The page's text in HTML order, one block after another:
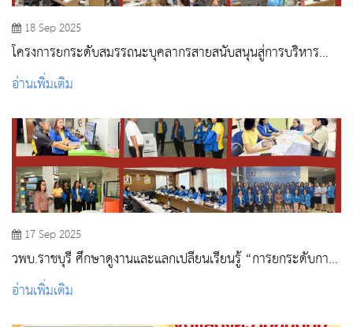
18 Sep 2025
โครงการยกระดับสมรรถนะบุคลากรสายสนับสนุนสู่การบริหาร
จัดการงานอย่างมืออาชีพ
อ่านเพิ่มเติม
17 Sep 2025
วพบ.ราชบุรี ศึกษาดูงานและแลกเปลี่ยนเรียนรู้ “การยกระดับการ
ประกันคุณภาพการศึกษาระดับ หลักสูตรและการจัดการเรียนการ
สอน ตามเกณฑ์ AUN QA” ณ วิทยาลัยพยาบาลบรมราชชนนี
อ่านเพิ่มเติม